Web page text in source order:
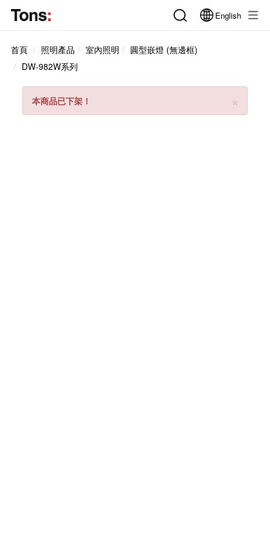
English
首頁 照明產品 室內照明
圓型嵌燈 (無邊框)
DW-982W系列
×
本商品已下架！